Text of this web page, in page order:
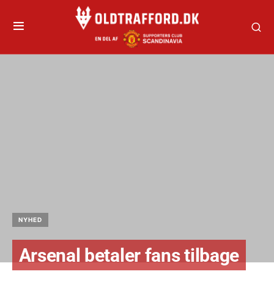
NYHED
Arsenal betaler fans tilbage